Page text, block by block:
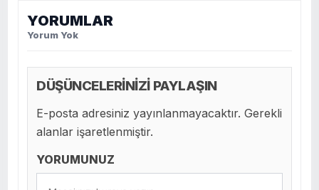
YORUMLAR
Yorum Yok
DÜŞÜNCELERİNİZİ PAYLAŞIN
E-posta adresiniz yayınlanmayacaktır. Gerekli
alanlar işaretlenmiştir.
YORUMUNUZ